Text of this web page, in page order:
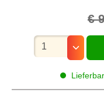
€
Mengenauswahl